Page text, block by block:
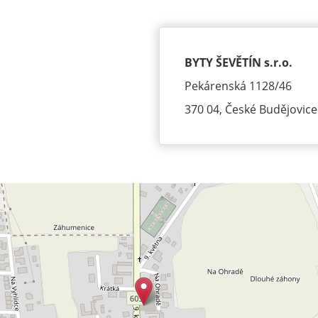
BYTY ŠEVĚTÍN s.r.o.
Pekárenská 1128/46
370 04, České